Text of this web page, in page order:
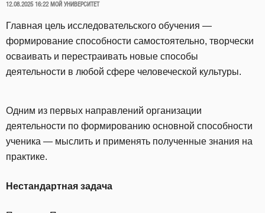
ОПУБЛИКОВАНО
12.08.2025 16:22 МОЙ УНИВЕРСИТЕТ
Главная цель исследовательского обучения —
формирование способности самостоятельно, творчески
осваивать и перестраивать новые способы
деятельности в любой сфере человеческой культуры.
Одним из первых направлений организации
деятельности по формированию основной способности
ученика — мыслить и применять полученные знания на
практике.
Нестандартная задача